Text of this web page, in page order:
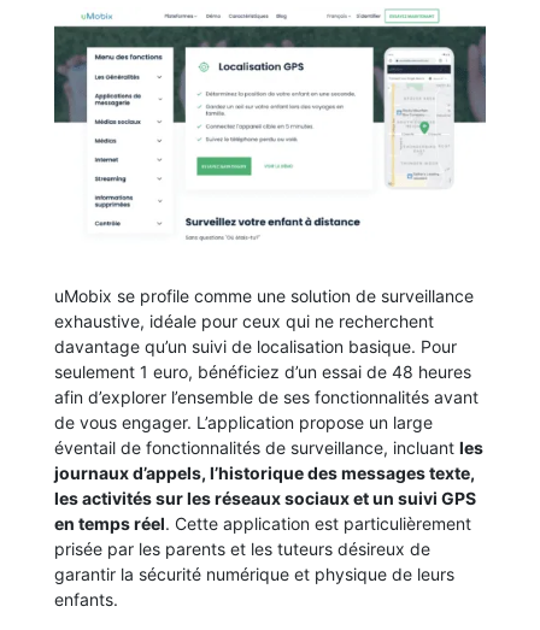
uMobix se profile comme une solution de surveillance
exhaustive, idéale pour ceux qui ne recherchent
davantage qu’un suivi de localisation basique. Pour
seulement 1 euro, bénéficiez d’un essai de 48 heures
afin d’explorer l’ensemble de ses fonctionnalités avant
de vous engager. L’application propose un large
éventail de fonctionnalités de surveillance, incluant les
journaux d’appels, l’historique des messages texte,
les activités sur les réseaux sociaux et un suivi GPS
en temps réel. Cette application est particulièrement
prisée par les parents et les tuteurs désireux de
garantir la sécurité numérique et physique de leurs
enfants.